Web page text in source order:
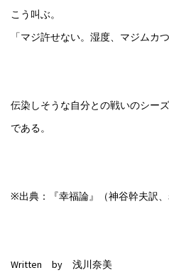
こう叫ぶ。
「マジ許せない。湿度、マジムカつ
伝染しそうな自分との戦いのシー
である。
※出典：『幸福論』（神谷幹夫訳、
Written by 浅川奈美